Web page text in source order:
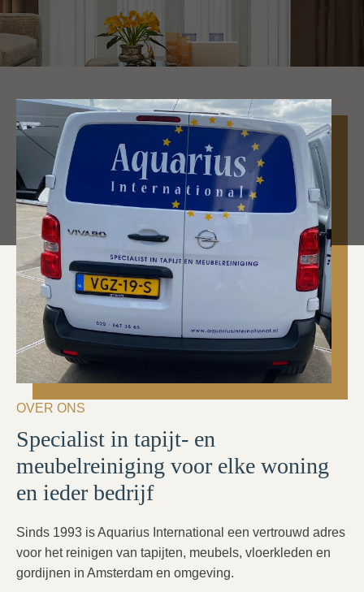
OVER ONS
Specialist in tapijt- en
meubelreiniging voor elke woning
en ieder bedrijf
Sinds 1993 is Aquarius International een vertrouwd adres
voor het reinigen van tapijten, meubels, vloerkleden en
gordijnen in Amsterdam en omgeving.